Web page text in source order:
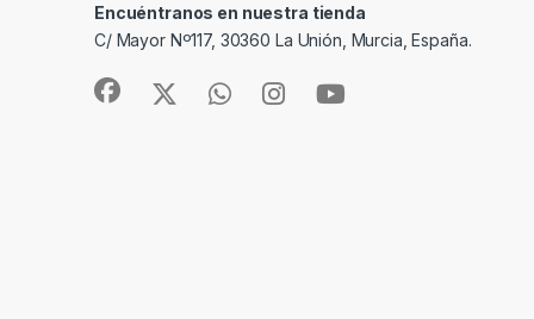
Encuéntranos en nuestra tienda
C/ Mayor Nº117, 30360 La Unión, Murcia, España.